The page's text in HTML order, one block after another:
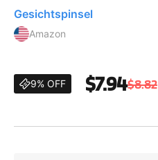
Gesichtspinsel
Amazon
9% OFF $7.94$8.82